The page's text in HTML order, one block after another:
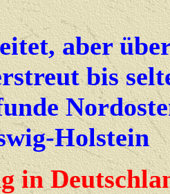
aber
bis
Holstein
in